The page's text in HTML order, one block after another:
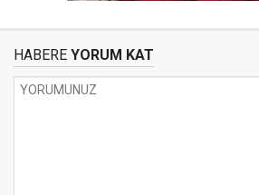
HABERE YORUM KAT